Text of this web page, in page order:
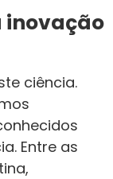
inovação
ciência.
Entre as